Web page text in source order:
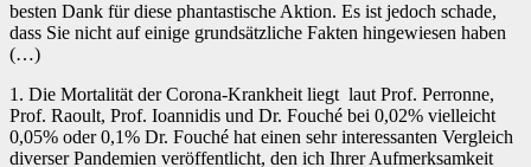
besten Dank für diese phantastische Aktion. Es ist jedoch schade,
dass Sie nicht auf einige grundsätzliche Fakten hingewiesen haben
(…)
1. Die Mortalität der Corona-Krankheit liegt laut Prof. Perronne,
Prof. Raoult, Prof. Ioannidis und Dr. Fouché bei 0,02% vielleicht
0,05% oder 0,1% Dr. Fouché hat einen sehr interessanten Vergleich
diverser Pandemien veröffentlicht, den ich Ihrer Aufmerksamkeit